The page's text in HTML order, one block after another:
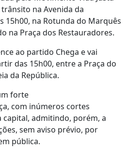
na Avenida da
15h00, na Rotunda do Marquês
na Praça dos Restauradores.
ao partido Chega e vai
das 15h00, entre a Praça do
da República.
forte
com inúmeros cortes
admitindo, porém, a
sem aviso prévio, por
pública.